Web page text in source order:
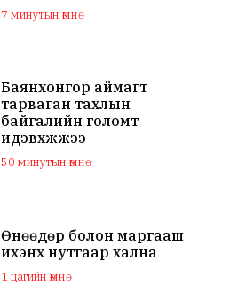
7 минутын өмнө
Баянхонгор аймагт
тарваган тахлын
байгалийн голомт
идэвхжжээ
50 минутын өмнө
Өнөөдөр болон маргааш
ихэнх нутгаар хална
1 цагийн өмнө